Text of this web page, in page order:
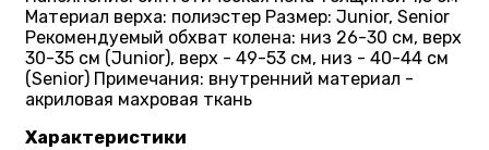
Материал верха: полиэстер Размер: Junior, Senior
Рекомендуемый обхват колена: низ 26-30 см, верх
30-35 см (Junior), верх - 49-53 см, низ - 40-44 см
(Senior) Примечания: внутренний материал -
акриловая махровая ткань
Характеристики